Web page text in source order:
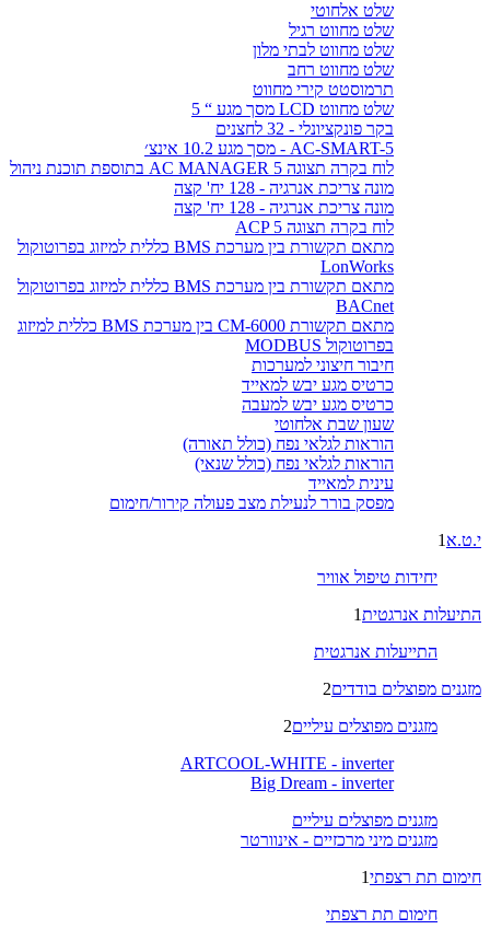
שלט אלחוטי
שלט מחווט רגיל
שלט מחווט לבתי מלון
שלט מחווט רחב
תרמוסטט קירי מחווט
שלט מחווט LCD מסך מגע “ 5
בקר פונקציונלי - 32 לחצנים
AC-SMART-5 - מסך מגע 10.2 אינצ׳
לוח בקרה תצוגה AC MANAGER 5 בתוספת תוכנת ניהול
מונה צריכת אנרגיה - 128 יח' קצה
מונה צריכת אנרגיה - 128 יח' קצה
לוח בקרה תצוגה ACP 5
מתאם תקשורת בין מערכת BMS כללית למיזוג בפרוטוקול
LonWorks
מתאם תקשורת בין מערכת BMS כללית למיזוג בפרוטוקול
BACnet
מתאם תקשורת CM-6000 בין מערכת BMS כללית למיזוג
בפרוטוקול MODBUS
חיבור חיצוני למערכות
כרטיס מגע יבש למאייד
כרטיס מגע יבש למעבה
שעון שבת אלחוטי
הוראות לגלאי נפח (כולל תאורה)
הוראות לגלאי נפח (כולל שנאי)
עינית למאייד
מפסק בורר לנעילת מצב פעולה קירור/חימום
י.ט.א 1
יחידות טיפול אוויר
התיעלות אנרגטית1
התייעלות אנרגטית
מזגנים מפוצלים בודדים2
מזגנים מפוצלים עיליים2
ARTCOOL-WHITE - inverter
Big Dream - inverter
מזגנים מפוצלים עיליים
מזגנים מיני מרכזיים - אינוורטר
חימום תת רצפתי1
חימום תת רצפתי